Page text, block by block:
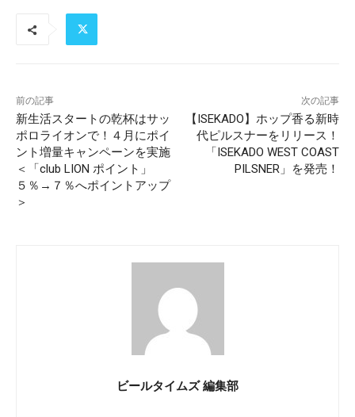
前の記事
新生活スタートの乾杯はサッ
ポロライオンで！４月にポイ
ント増量キャンペーンを実施
＜「club LION ポイント」
５％→７％へポイントアップ
＞
次の記事
【ISEKADO】ホップ香る新時
代ピルスナーをリリース！
「ISEKADO WEST COAST
PILSNER」を発売！
ビールタイムズ 編集部